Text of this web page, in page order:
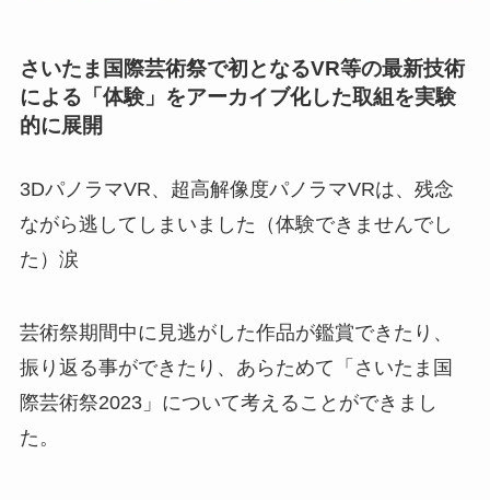
さいたま国際芸術祭で初となるVR等の最新技術
による「体験」をアーカイブ化した取組を実験
的に展開
3DパノラマVR、超高解像度パノラマVRは、残念
ながら逃してしまいました（体験できませんでし
た）涙
芸術祭期間中に見逃がした作品が鑑賞できたり、
振り返る事ができたり、あらためて「さいたま国
際芸術祭2023」について考えることができまし
た。